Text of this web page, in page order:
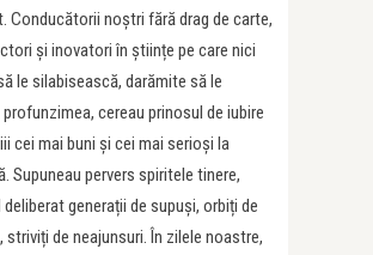
Conducătorii noștri fără drag de carte,
și inovatori în științe pe care nici
le silabisească, darămite să le
cereau prinosul de iubire
cei mai buni și cei mai serioși la
Supuneau pervers spiritele tinere,
generații de supuși, orbiți de
striviți de neajunsuri. În zilele noastre,